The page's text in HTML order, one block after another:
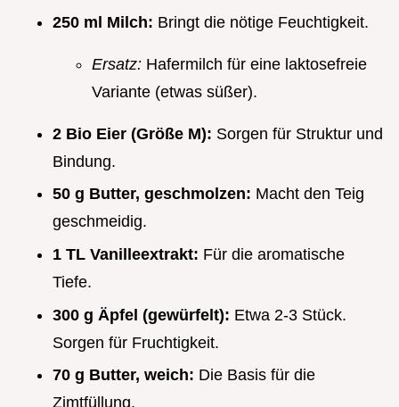
250 ml Milch: Bringt die nötige Feuchtigkeit.
Ersatz: Hafermilch für eine laktosefreie
Variante (etwas süßer).
2 Bio Eier (Größe M): Sorgen für Struktur und
Bindung.
50 g Butter, geschmolzen: Macht den Teig
geschmeidig.
1 TL Vanilleextrakt: Für die aromatische
Tiefe.
300 g Äpfel (gewürfelt): Etwa 2-3 Stück.
Sorgen für Fruchtigkeit.
70 g Butter, weich: Die Basis für die
Zimtfüllung.